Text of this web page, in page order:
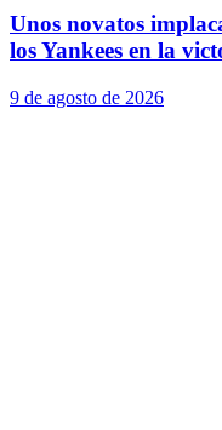
Unos novatos
los Yankees en la
9 de agosto de 2026